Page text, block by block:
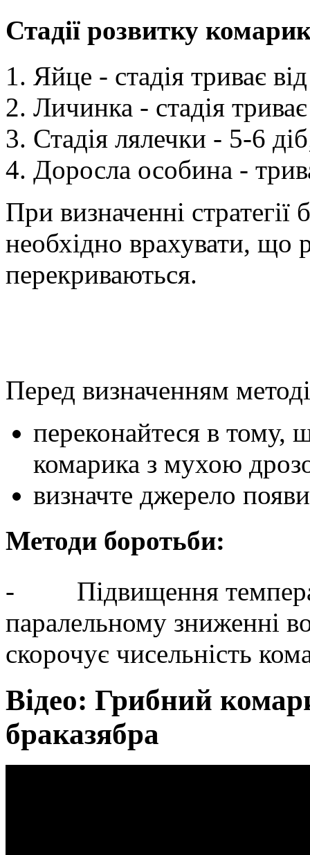
Стадії розвитку
Яйце - стадія триває
Личинка - стадія
Стадія лялечки - 5-6
Доросла особина -
При визначенні
необхідно врахувати, що
перекриваються.
Перед визначенням
переконайтеся в тому,
комарика з мухою
визначте джерело
Методи боротьби:
- Підвищення
паралельному зниженні
скорочує чисельність
Відео: Грибний
браказябра